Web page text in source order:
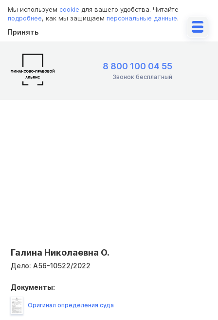
Мы используем cookie для вашего удобства. Читайте
подробнее, как мы защищаем персональные данные.
Принять
8 800 100 04 55
Звонок бесплатный
Галина Николаевна О.
Дело: А56-10522/2022
Документы:
Оригинал определения суда